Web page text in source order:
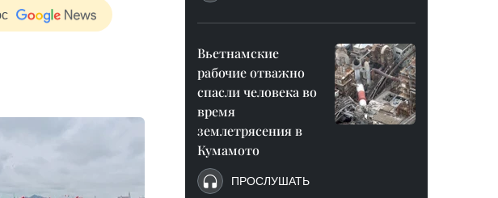
Вьетнамские
рабочие отважно
спасли человека во
время
землетрясения в
Кумамото
ПРОСЛУШАТЬ